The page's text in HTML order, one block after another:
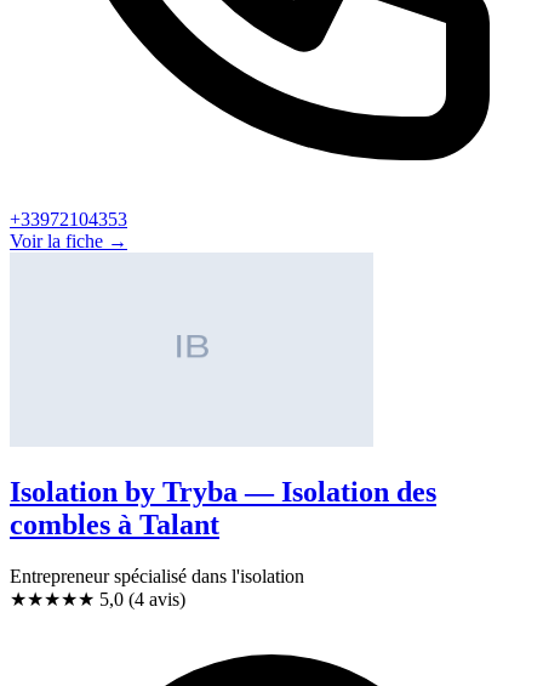
+33972104353
Voir la fiche →
Isolation by Tryba — Isolation des
combles à Talant
Entrepreneur spécialisé dans l'isolation
★★★★★ 5,0 (4 avis)